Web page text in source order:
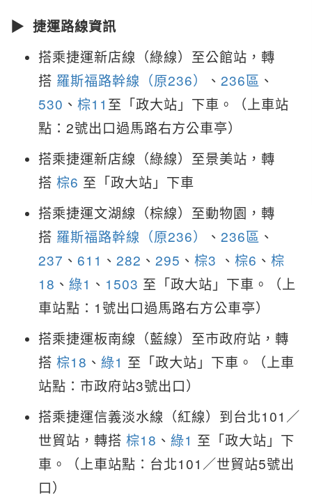
▶ 捷運路線資訊
搭乘捷運新店線（綠線）至公館站，轉
搭 羅斯福路幹線（原236） 、 236區 、
530 、 棕11 至「政大站」下車。（上車站
點：2號出口過馬路右方公車亭）
搭乘捷運新店線（綠線）至景美站，轉
搭 棕6 至「政大站」下車
搭乘捷運文湖線（棕線）至動物園，轉
搭 羅斯福路幹線（原236） 、 236區 、
237 、 611 、 282 、 295 、 棕3 、 棕6 、 棕
18 、 綠1 、 1503 至「政大站」下車。（上
車站點：1號出口過馬路右方公車亭）
搭乘捷運板南線（藍線）至市政府站，轉
搭 棕18 、 綠1 至「政大站」下車。（上車
站點：市政府站3號出口）
搭乘捷運信義淡水線（紅線）到台北101／
世貿站，轉搭 棕18 、 綠1 至「政大站」下
車。（上車站點：台北101／世貿站5號出
口）